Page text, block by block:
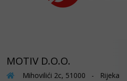
MOTIV D.O.O.
Mihovilići 2c, 51000 - Rijeka